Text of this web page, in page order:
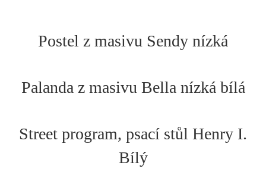
Postel z masivu Sendy nízká
Palanda z masivu Bella nízká bílá
Street program, psací stůl Henry I.
Bílý